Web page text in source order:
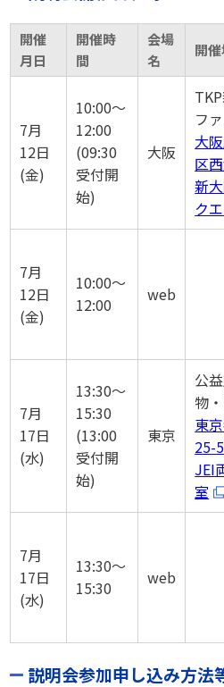
開催
月日
開催時
間
会場
名
開
7月
12日
(金)
10:00～
12:00
(09:30
受付開
始)
大阪
フ
大
区
新
ク
7月
12日
(金)
10:00～
12:00
web
7月
17日
(水)
13:30～
15:30
(13:00
受付開
始)
東京
公
物
東
25-5
JEI
室
7月
17日
(水)
13:30～
15:30
web
説明会参加申し込み方法